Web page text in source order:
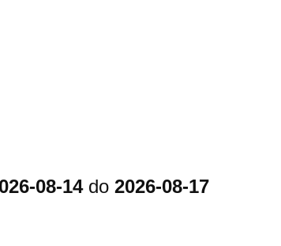
08-14do 2026-08-17